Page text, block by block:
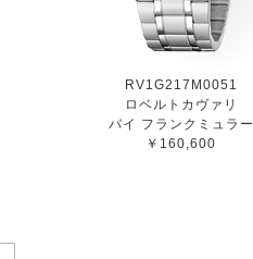
RV1G217M0051
ロベルトカヴァリ
バイ フランクミュラー
￥160,600